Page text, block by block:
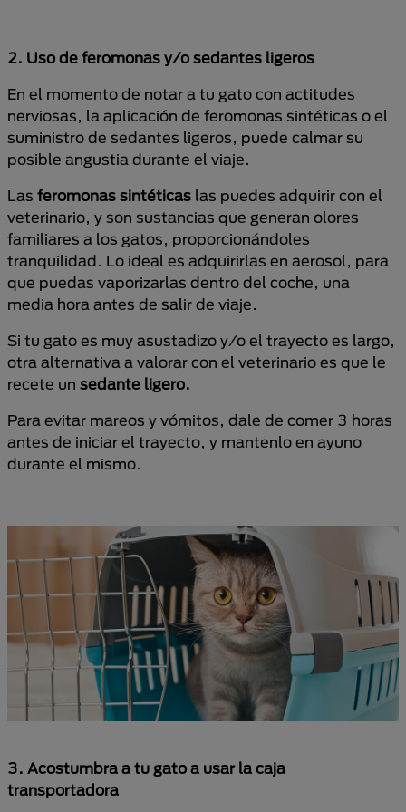
2. Uso de feromonas y/o sedantes ligeros
En el momento de notar a tu gato con actitudes
nerviosas, la aplicación de feromonas sintéticas o el
suministro de sedantes ligeros, puede calmar su
posible angustia durante el viaje.
Las feromonas sintéticas las puedes adquirir con el
veterinario, y son sustancias que generan olores
familiares a los gatos, proporcionándoles
tranquilidad. Lo ideal es adquirirlas en aerosol, para
que puedas vaporizarlas dentro del coche, una
media hora antes de salir de viaje.
Si tu gato es muy asustadizo y/o el trayecto es largo,
otra alternativa a valorar con el veterinario es que le
recete un sedante ligero.
Para evitar mareos y vómitos, dale de comer 3 horas
antes de iniciar el trayecto, y mantenlo en ayuno
durante el mismo.
3. Acostumbra a tu gato a usar la caja
transportadora